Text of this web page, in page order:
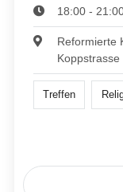
18:00 -
Reformierte
Treffen